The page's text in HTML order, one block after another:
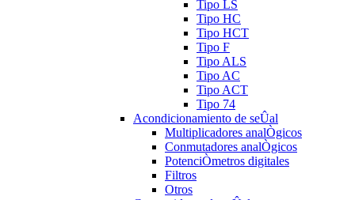
Tipo LS
Tipo HC
Tipo HCT
Tipo F
Tipo ALS
Tipo AC
Tipo ACT
Tipo 74
Acondicionamiento de seÛal
Multiplicadores analÒgicos
Conmutadores analÒgicos
PotenciÒmetros digitales
Filtros
Otros